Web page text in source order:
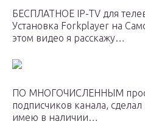
БЕСПЛАТНОЕ IP-TV для
Установка Forkplayer на
этом видео я расскажу…
ПО МНОГОЧИСЛЕННЫМ
подписчиков канала,
имею в наличии…